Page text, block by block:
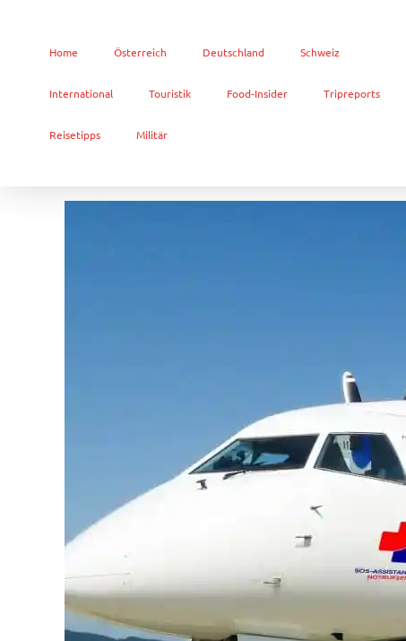
Home Österreich Deutschland Schweiz
International Touristik Food-Insider Tripreports
Reisetipps Militär